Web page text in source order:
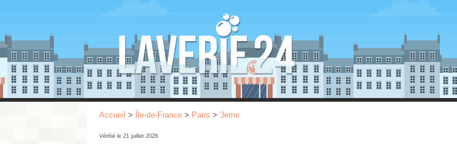
Accueil > Île-de-France > Paris > 3ème
Vérifié le 21 juillet 2026